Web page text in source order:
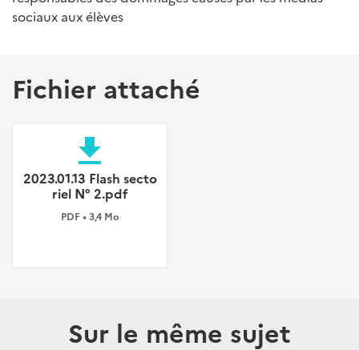
sociaux aux élèves
Fichier attaché
file_download
2023.01.13 Flash secto
riel N° 2.pdf
PDF • 3,4 Mo
Sur le même sujet